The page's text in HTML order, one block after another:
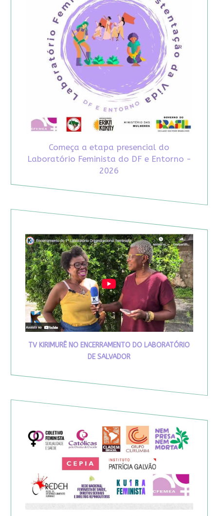
Começa a etapa presencial do
Laboratório Feminista do DF e Entorno -
2026
TV KIRIMURÊ NO ENCERRAMENTO DO LABORATÓRIO
DE SALVADOR